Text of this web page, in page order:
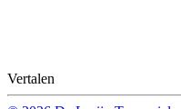
Vertalen